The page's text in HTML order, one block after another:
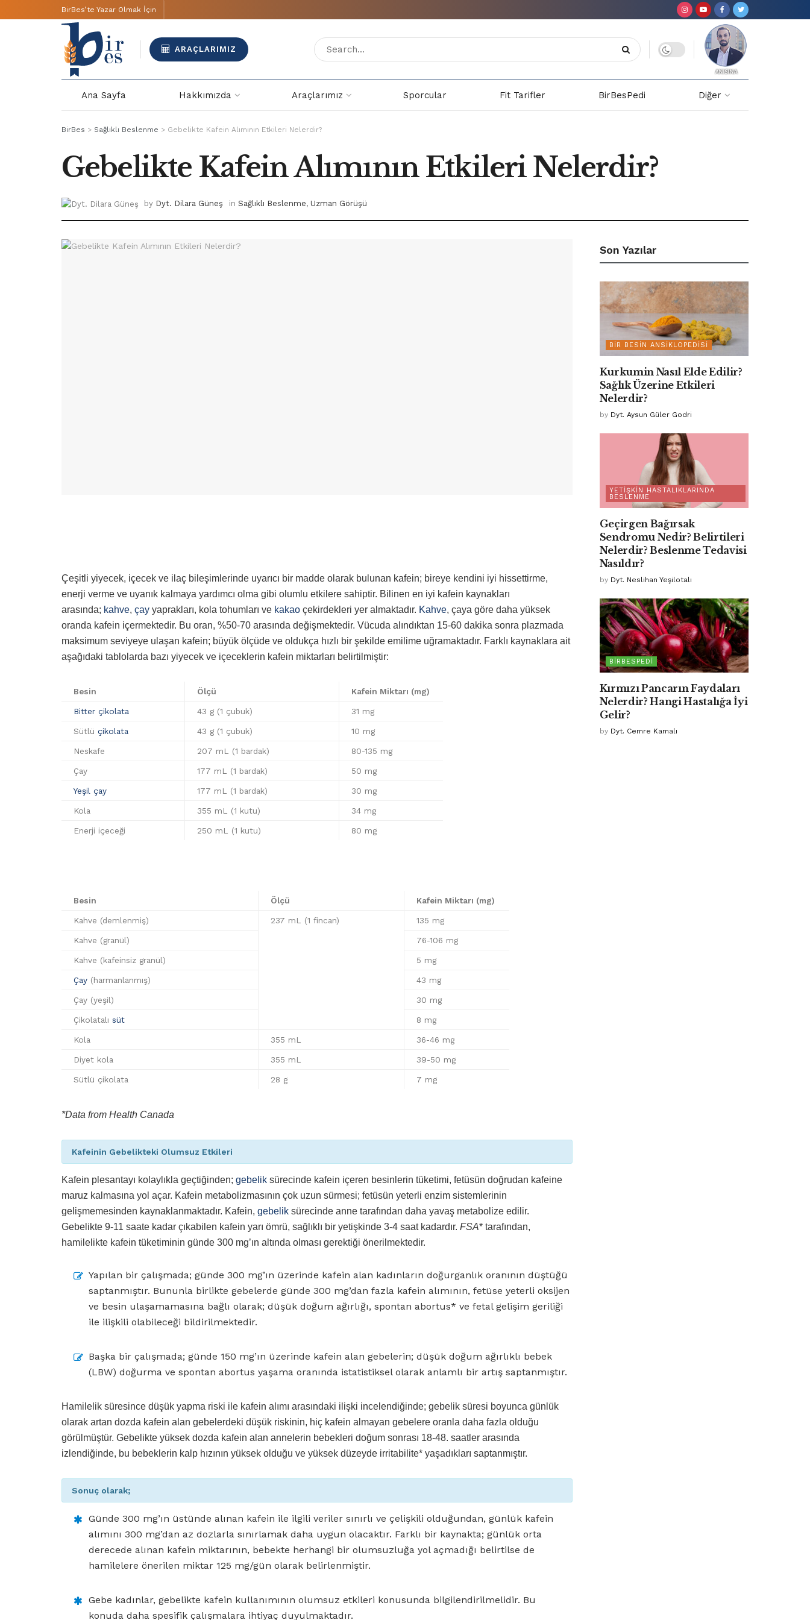
BirBes’te Yazar Olmak İçin
ARAÇLARIMIZ
Ana Sayfa Hakkımızda Araçlarımız Sporcular Fit Tarifler BirBesPedi Diğer
BirBes > Sağlıklı Beslenme > Gebelikte Kafein Alımının Etkileri Nelerdir?
Gebelikte Kafein Alımının Etkileri Nelerdir?
by Dyt. Dilara Güneş in Sağlıklı Beslenme, Uzman Görüşü
Çeşitli yiyecek, içecek ve ilaç bileşimlerinde uyarıcı bir madde olarak bulunan kafein; bireye kendini iyi hissettirme,
enerji verme ve uyanık kalmaya yardımcı olma gibi olumlu etkilere sahiptir. Bilinen en iyi kafein kaynakları
arasında; kahve, çay yaprakları, kola tohumları ve kakao çekirdekleri yer almaktadır. Kahve, çaya göre daha yüksek
oranda kafein içermektedir. Bu oran, %50-70 arasında değişmektedir. Vücuda alındıktan 15-60 dakika sonra plazmada
maksimum seviyeye ulaşan kafein; büyük ölçüde ve oldukça hızlı bir şekilde emilime uğramaktadır. Farklı kaynaklara ait
aşağıdaki tablolarda bazı yiyecek ve içeceklerin kafein miktarları belirtilmiştir:
Besin Ölçü Kafein Miktarı (mg)
Bitter çikolata 43 g (1 çubuk) 31 mg
Sütlü çikolata 43 g (1 çubuk) 10 mg
Neskafe 207 mL (1 bardak) 80-135 mg
Çay 177 mL (1 bardak) 50 mg
Yeşil çay 177 mL (1 bardak) 30 mg
Kola 355 mL (1 kutu) 34 mg
Enerji içeceği 250 mL (1 kutu) 80 mg
Besin Ölçü Kafein Miktarı (mg)
Kahve (demlenmiş) 237 mL (1 fincan) 135 mg
Kahve (granül) 76-106 mg
Kahve (kafeinsiz granül) 5 mg
Çay (harmanlanmış) 43 mg
Çay (yeşil) 30 mg
Çikolatalı süt 8 mg
Kola 355 mL 36-46 mg
Diyet kola 355 mL 39-50 mg
Sütlü çikolata 28 g 7 mg
*Data from Health Canada
Kafeinin Gebelikteki Olumsuz Etkileri
Kafein plesantayı kolaylıkla geçtiğinden; gebelik sürecinde kafein içeren besinlerin tüketimi, fetüsün doğrudan kafeine
maruz kalmasına yol açar. Kafein metabolizmasının çok uzun sürmesi; fetüsün yeterli enzim sistemlerinin
gelişmemesinden kaynaklanmaktadır. Kafein, gebelik sürecinde anne tarafından daha yavaş metabolize edilir.
Gebelikte 9-11 saate kadar çıkabilen kafein yarı ömrü, sağlıklı bir yetişkinde 3-4 saat kadardır. FSA* tarafından,
hamilelikte kafein tüketiminin günde 300 mg’ın altında olması gerektiği önerilmektedir.
Yapılan bir çalışmada; günde 300 mg’ın üzerinde kafein alan kadınların doğurganlık oranının düştüğü
saptanmıştır. Bununla birlikte gebelerde günde 300 mg’dan fazla kafein alımının, fetüse yeterli oksijen
ve besin ulaşamamasına bağlı olarak; düşük doğum ağırlığı, spontan abortus* ve fetal gelişim geriliği
ile ilişkili olabileceği bildirilmektedir.
Başka bir çalışmada; günde 150 mg’ın üzerinde kafein alan gebelerin; düşük doğum ağırlıklı bebek
(LBW) doğurma ve spontan abortus yaşama oranında istatistiksel olarak anlamlı bir artış saptanmıştır.
Hamilelik süresince düşük yapma riski ile kafein alımı arasındaki ilişki incelendiğinde; gebelik süresi boyunca günlük
olarak artan dozda kafein alan gebelerdeki düşük riskinin, hiç kafein almayan gebelere oranla daha fazla olduğu
görülmüştür. Gebelikte yüksek dozda kafein alan annelerin bebekleri doğum sonrası 18-48. saatler arasında
izlendiğinde, bu bebeklerin kalp hızının yüksek olduğu ve yüksek düzeyde irritabilite* yaşadıkları saptanmıştır.
Sonuç olarak;
Günde 300 mg’ın üstünde alınan kafein ile ilgili veriler sınırlı ve çelişkili olduğundan, günlük kafein
alımını 300 mg’dan az dozlarla sınırlamak daha uygun olacaktır. Farklı bir kaynakta; günlük orta
derecede alınan kafein miktarının, bebekte herhangi bir olumsuzluğa yol açmadığı belirtilse de
hamilelere önerilen miktar 125 mg/gün olarak belirlenmiştir.
Gebe kadınlar, gebelikte kafein kullanımının olumsuz etkileri konusunda bilgilendirilmelidir. Bu
konuda daha spesifik çalışmalara ihtiyaç duyulmaktadır.
Son Yazılar
BIR BESIN ANSIKLOPEDISI
Kurkumin Nasıl Elde Edilir?
Sağlık Üzerine Etkileri
Nelerdir?
by Dyt. Aysun Güler Godri
YETIŞKIN HASTALIKLARINDA
BESLENME
Geçirgen Bağırsak
Sendromu Nedir? Belirtileri
Nelerdir? Beslenme Tedavisi
Nasıldır?
by Dyt. Neslihan Yeşilotalı
BIRBESPEDI
Kırmızı Pancarın Faydaları
Nelerdir? Hangi Hastalığa İyi
Gelir?
by Dyt. Cemre Kamalı